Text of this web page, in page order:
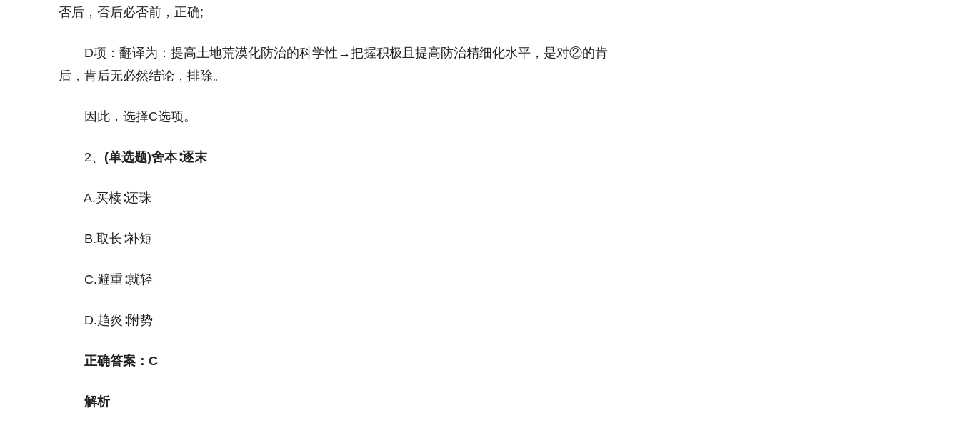
否后，否后必否前，正确;
D项：翻译为：提高土地荒漠化防治的科学性→把握积极且提高防治精细化水平，是对②的肯
后，肯后无必然结论，排除。
因此，选择C选项。
2、 (单选题)舍本∶逐末
A.买椟∶还珠
B.取长∶补短
C.避重∶就轻
D.趋炎∶附势
正确答案：C
解析